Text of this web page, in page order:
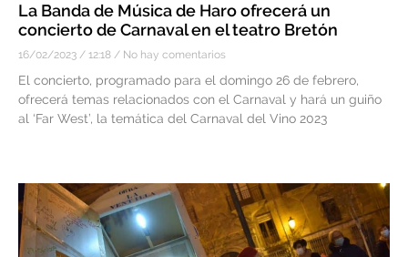
La Banda de Música de Haro ofrecerá un
concierto de Carnaval en el teatro Bretón
16/02/2023 12:18 No hay comentarios
El concierto, programado para el domingo 26 de febrero,
ofrecerá temas relacionados con el Carnaval y hará un guiño
al ‘Far West’, la temática del Carnaval del Vino 2023